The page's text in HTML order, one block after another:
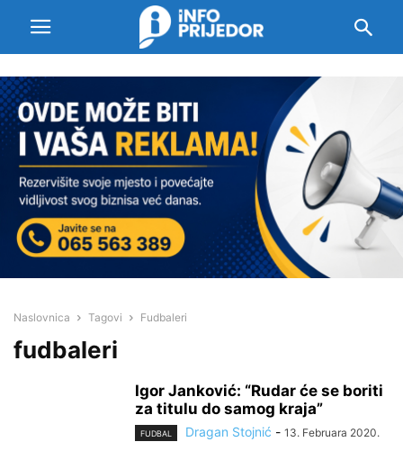
Naslovnica Tagovi Fudbaleri
fudbaleri
Igor Janković: “Rudar će se boriti
za titulu do samog kraja”
FUDBAL Dragan Stojnić - 13. Februara 2020.